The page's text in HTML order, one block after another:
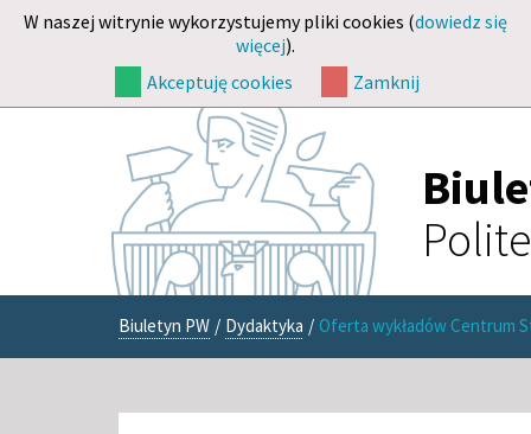
W naszej witrynie wykorzystujemy pliki cookies (dowiedz się
więcej).
Akceptuję cookies
Zamknij
Biuletyn PW / Dydaktyka / Oferta wykładów Centrum